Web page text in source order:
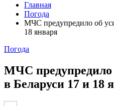
Главная
Погода
МЧС предупредило об
18 января
Погода
МЧС предупредило
в Беларуси 17 и 18